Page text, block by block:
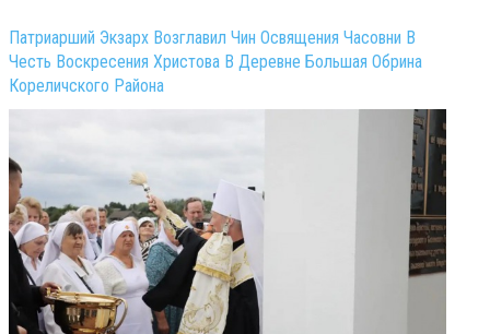
Патриарший Экзарх Возглавил Чин Освящения Часовни В
Честь Воскресения Христова В Деревне Большая Обрина
Кореличского Района